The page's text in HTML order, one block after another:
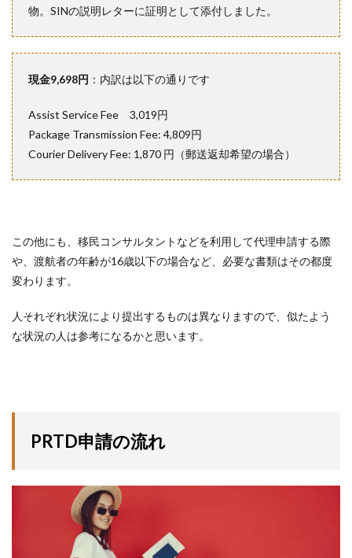
物。SINの説明レターに証明として添付しました。
現金9,698円 ：内訳は以下の通りです
Assist Service Fee 3,019円
Package Transmission Fee: 4,809円
Courier Delivery Fee: 1,870 円（郵送返却希望の場合）
この他にも、移民コンサルタントなどを利用して代理申請する際
や、渡航者の年齢が16歳以下の場合など、必要な書類はその都度
変わります。
人それぞれ状況により提出するものは異なりますので、似たよう
な状況の人は参考になるかと思います。
PRTD申請の流れ